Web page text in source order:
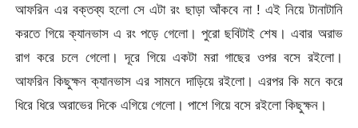
আফরিন এর বক্তব্য হলো সে এটা রং ছাড়া আঁকবে না ! এই নিয়ে টানাটানি
করতে গিয়ে ক্যানভাস এ রং পড়ে গেলো। পুরো ছবিটাই শেষ। এবার অরাভ
রাগ করে চলে গেলো। দূরে গিয়ে একটা মরা গাছের ওপর বসে রইলো।
আফরিন কিছুক্ষন ক্যানভাস এর সামনে দাড়িয়ে রইলো। এরপর কি মনে করে
ধিরে ধিরে অরাভের দিকে এগিয়ে গেলো। পাশে গিয়ে বসে রইলো কিছুক্ষন।